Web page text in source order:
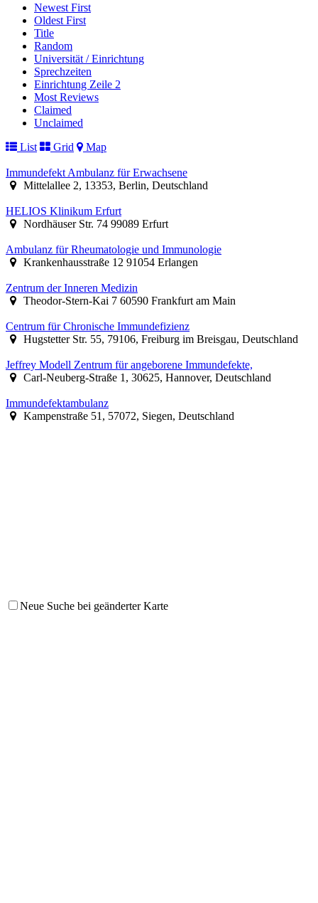
Newest First
Oldest First
Title
Random
Universität / Einrichtung
Sprechzeiten
Einrichtung Zeile 2
Most Reviews
Claimed
Unclaimed
List
Grid Map
Immundefekt Ambulanz für Erwachsene
Mittelallee 2, 13353, Berlin, Deutschland
HELIOS Klinikum Erfurt
Nordhäuser Str. 74 99089 Erfurt
Ambulanz für Rheumatologie und Immunologie
Krankenhausstraße 12 91054 Erlangen
Zentrum der Inneren Medizin
Theodor-Stern-Kai 7 60590 Frankfurt am Main
Centrum für Chronische Immundefizienz
Hugstetter Str. 55, 79106, Freiburg im Breisgau, Deutschland
Jeffrey Modell Zentrum für angeborene Immundefekte,
Carl-Neuberg-Straße 1, 30625, Hannover, Deutschland
Immundefektambulanz
Kampenstraße 51, 57072, Siegen, Deutschland
Neue Suche bei geänderter Karte